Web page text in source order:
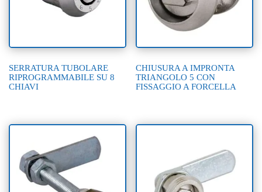
SERRATURA TUBOLARE
RIPROGRAMMABILE SU 8
CHIAVI
CHIUSURA A IMPRONTA
TRIANGOLO 5 CON
FISSAGGIO A FORCELLA